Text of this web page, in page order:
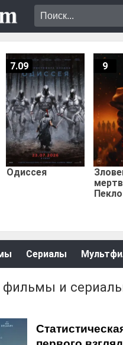
Одиссея
7.09
Пекло
9
Сериалы
фильмы и